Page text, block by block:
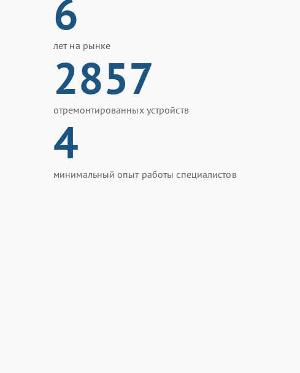
6
лет на рынке
2857
отремонтированных устройств
4
минимальный опыт работы специалистов